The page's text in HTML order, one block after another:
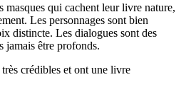
masques qui cachent leur livre nature,
Les personnages sont bien
distincte. Les dialogues sont des
jamais être profonds.
crédibles et ont une livre